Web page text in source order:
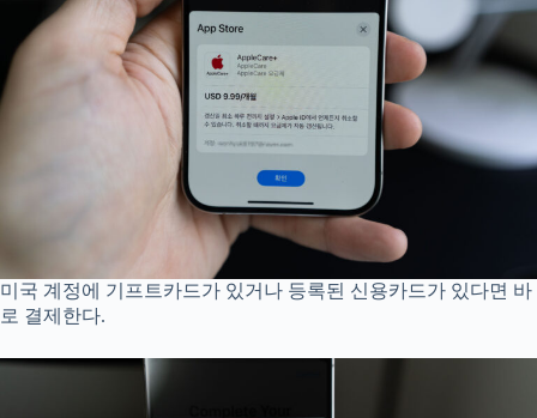
미국 계정에 기프트카드가 있거나 등록된 신용카드가 있다면 바
로 결제한다.